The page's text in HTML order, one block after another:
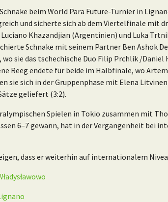
beim World Para Future-Turnier in
und sicherte sich ab dem Viertelfinale mit
Khazandjian (Argentinien) und Luka
Schnake mit seinem Partner Ben Ashok
sie das tschechische Duo Filip Prchlik /Daniel
Reeg endete für beide im Halbfinale, wo
sie sich in der Gruppenphase mit Elena
geliefert (3:2).
Spielen in Tokio zusammen mit
6–7 gewann, hat in der Vergangenheit bei
dass er weiterhin auf internationalem